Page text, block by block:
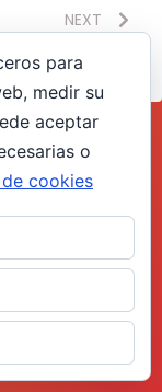
NEXT
para
medir su
aceptar
o
cookies